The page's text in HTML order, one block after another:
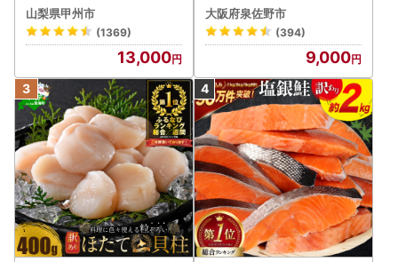
カット 約1.3kg 2～3房【2
026年発送】（MG）B12-
472 FN-Limited-VO シャ
インマスカット フルーツ
山梨県甲州市
(1369)
13,000
大阪府泉佐野市
(394)
9,000